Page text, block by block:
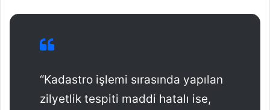
“Kadastro işlemi sırasında yapılan
zilyetlik tespiti maddi hatalı ise,